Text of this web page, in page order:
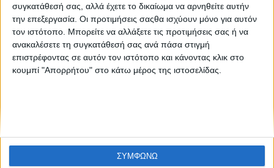
συγκατάθεσή σας, αλλά έχετε το δικαίωμα να αρνηθείτε αυτήν
την επεξεργασία. Οι προτιμήσεις σαςθα ισχύουν μόνο για αυτόν
τον ιστότοπο. Μπορείτε να αλλάξετε τις προτιμήσεις σας ή να
ανακαλέσετε τη συγκατάθεσή σας ανά πάσα στιγμή
επιστρέφοντας σε αυτόν τον ιστότοπο και κάνοντας κλικ στο
κουμπί "Απορρήτου" στο κάτω μέρος της ιστοσελίδας.
ΣΥΜΦΩΝΩ
None feed
CONNECT